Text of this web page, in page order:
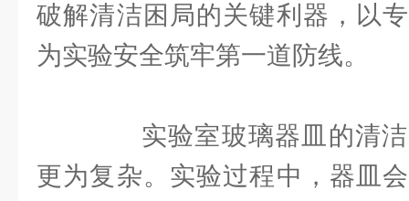
破解清洁困局的关键利器，以
为实验安全筑牢第一道防线。
实验室玻璃器皿的清洁
更为复杂。实验过程中，器皿